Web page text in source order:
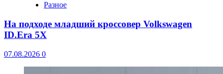
Разное
На подходе младший кроссовер Volkswagen
ID.Era 5X
07.08.2026 0